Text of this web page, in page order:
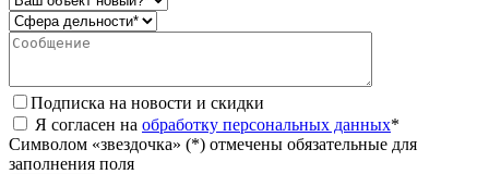
Подписка на новости и скидки
Я согласен на обработку персональных данных*
Символом «звездочка» (*) отмечены обязательные для
заполнения поля